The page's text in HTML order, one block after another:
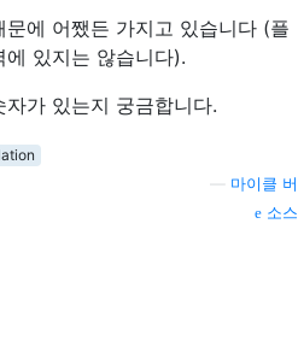
문에 어쨌든 가지고 있습니다 (플
에 있지는 않습니다).
자가 있는지 궁금합니다.
마이클 버
소스